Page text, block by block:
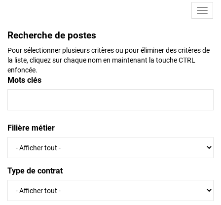
Recherche de postes
Pour sélectionner plusieurs critères ou pour éliminer des critères de
la liste, cliquez sur chaque nom en maintenant la touche CTRL
enfoncée.
Mots clés
Filière métier
Type de contrat